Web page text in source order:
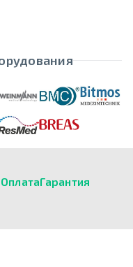
ОплатаГарантия